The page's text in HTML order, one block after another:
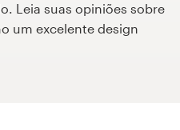
Leia suas opiniões sobre
um excelente design